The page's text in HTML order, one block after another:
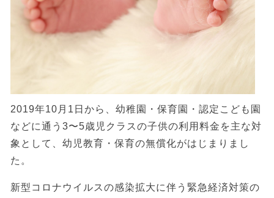
2019年10月1日から、幼稚園・保育園・認定こども園
などに通う3〜5歳児クラスの子供の利用料金を主な対
象として、幼児教育・保育の無償化がはじまりまし
た。
新型コロナウイルスの感染拡大に伴う緊急経済対策の